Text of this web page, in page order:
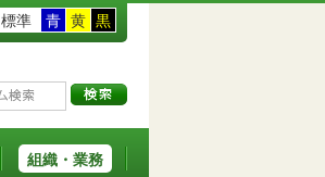
標準 青 黄 黒
組織・業務